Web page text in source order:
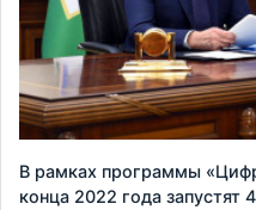
В рамках программы
конца 2022 года запустят